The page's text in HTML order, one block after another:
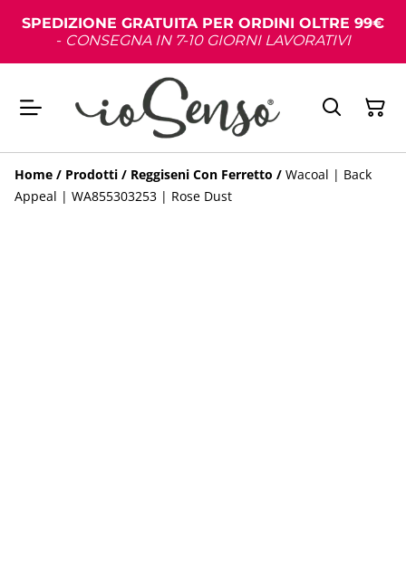
SPEDIZIONE GRATUITA PER ORDINI OLTRE 99€
- CONSEGNA IN 7-10 GIORNI LAVORATIVI
Home / Prodotti / Reggiseni Con Ferretto / Wacoal | Back
Appeal | WA855303253 | Rose Dust